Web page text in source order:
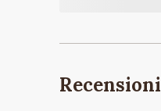
Recensioni